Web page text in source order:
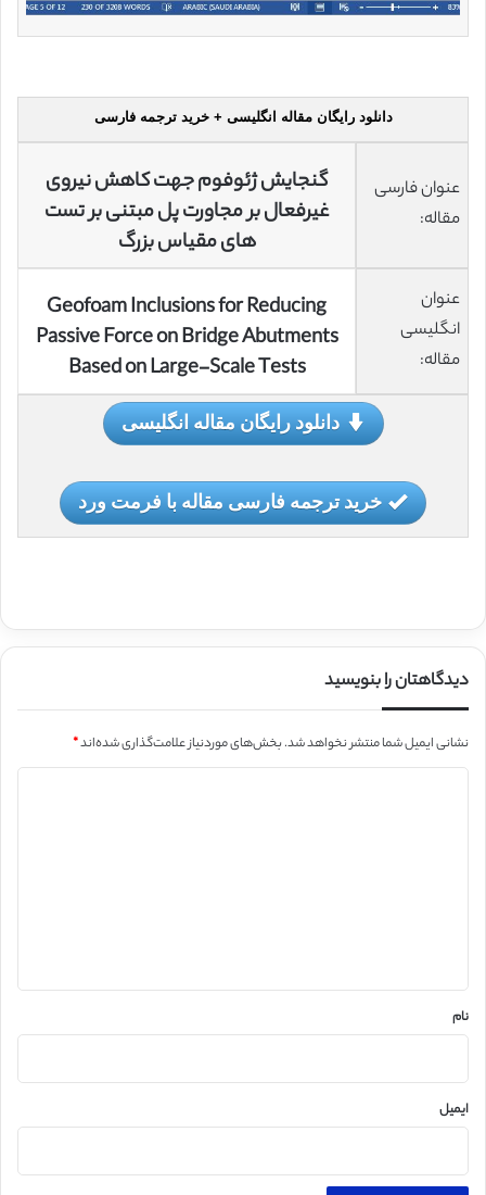
دانلود رایگان مقاله انگلیسی + خرید ترجمه فارسی
عنوان فارسی
مقاله:
گنجایش ژئوفوم جهت کاهش نیروی
غیرفعال بر مجاورت پل مبتنی بر تست
های مقیاس بزرگ
عنوان
انگلیسی
مقاله:
Geofoam Inclusions for Reducing
Passive Force on Bridge Abutments
Based on Large-Scale Tests
دانلود رایگان مقاله انگلیسی
خرید ترجمه فارسی مقاله با فرمت ورد
دیدگاهتان را بنویسید
نشانی ایمیل شما منتشر نخواهد شد.بخش‌های موردنیاز علامت‌گذاری شده‌اند*
نام
ایمیل